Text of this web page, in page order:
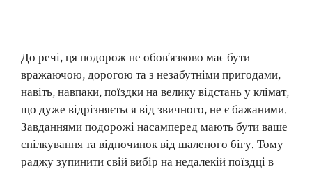
До речі, ця подорож не обов’язково має бути
вражаючою, дорогою та з незабутніми пригодами,
навіть, навпаки, поїздки на велику відстань у клімат,
що дуже відрізняється від звичного, не є бажаними.
Завданнями подорожі насамперед мають бути ваше
спілкування та відпочинок від шаленого бігу. Тому
раджу зупинити свій вибір на недалекій поїздці в